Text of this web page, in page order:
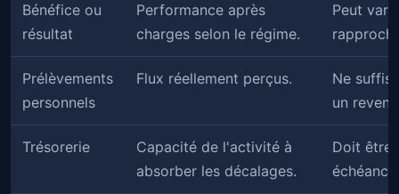
Bénéfice ou
résultat
Performance après
charges selon le régime.
Peut
Prélèvements
personnels
Flux réellement perçus.
Ne
un
Trésorerie
Capacité de l'activité à
absorber les décalages.
Doit être